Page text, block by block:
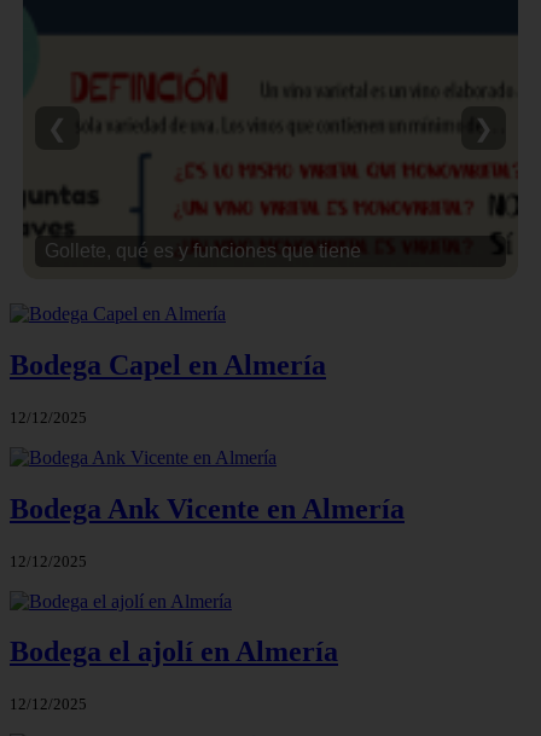
Gollete, qué es y funciones que tiene
❮ ❯
Bodega Capel en Almería
12/12/2025
Bodega Ank Vicente en Almería
12/12/2025
Bodega el ajolí en Almería
12/12/2025